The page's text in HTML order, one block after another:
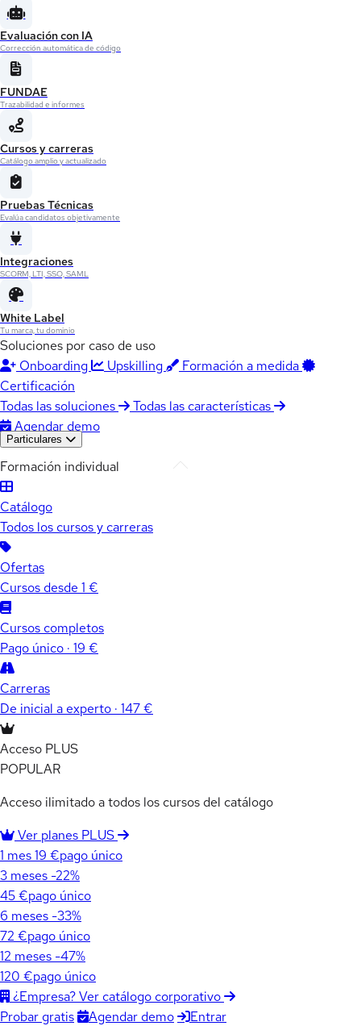
Evaluación con IA
Corrección automática de código
FUNDAE
Trazabilidad e informes
Cursos y carreras
Catálogo amplio y actualizado
Pruebas Técnicas
Evalúa candidatos objetivamente
Integraciones
SCORM, LTI, SSO, SAML
White Label
Tu marca, tu dominio
Soluciones por caso de uso
Onboarding
Upskilling
Formación a medida
Certificación
Todas las soluciones
Todas las características
Agendar demo
Particulares
Formación individual
Catálogo
Todos los cursos y carreras
Ofertas
Cursos desde 1 €
Cursos completos
Pago único · 19 €
Carreras
De inicial a experto · 147 €
Acceso PLUS
POPULAR
Acceso ilimitado a todos los cursos del catálogo
Ver planes PLUS
1 mes19 €pago único
3 meses -22%
45 €pago único
6 meses -33%
72 €pago único
12 meses -47%
120 €pago único
¿Empresa? Ver catálogo corporativo
Probar gratis
Agendar demo Entrar